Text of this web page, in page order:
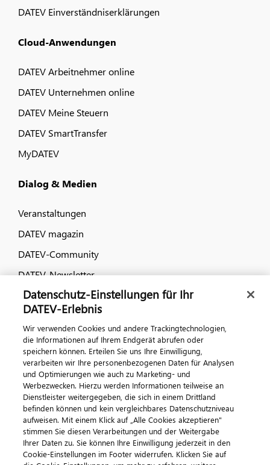
DATEV Einverständniserklärungen
Cloud-Anwendungen
DATEV Arbeitnehmer online
DATEV Unternehmen online
DATEV Meine Steuern
DATEV SmartTransfer
MyDATEV
Dialog & Medien
Veranstaltungen
DATEV magazin
DATEV-Community
DATEV-Newsletter
Kontaktieren Sie uns
© 2026 DATEV eG
ImpressumDatenschutzAGB Kontakt
Cookie-Einstellungen
Datenschutz-Einstellungen für Ihr
DATEV-Erlebnis
Wir verwenden Cookies und andere Trackingtechnologien,
die Informationen auf Ihrem Endgerät abrufen oder
speichern können. Erteilen Sie uns Ihre Einwilligung,
verarbeiten wir Ihre personenbezogenen Daten für Analysen
und Optimierungen wie auch zu Marketing- und
Werbezwecken. Hierzu werden Informationen teilweise an
Dienstleister weitergegeben, die sich in einem Drittland
befinden können und kein vergleichbares Datenschutzniveau
aufweisen. Mit einem Klick auf „Alle Cookies akzeptieren"
stimmen Sie diesen Verarbeitungen und der Weitergabe
Ihrer Daten zu. Sie können Ihre Einwilligung jederzeit in den
Cookie-Einstellungen im Footer widerrufen. Klicken Sie auf